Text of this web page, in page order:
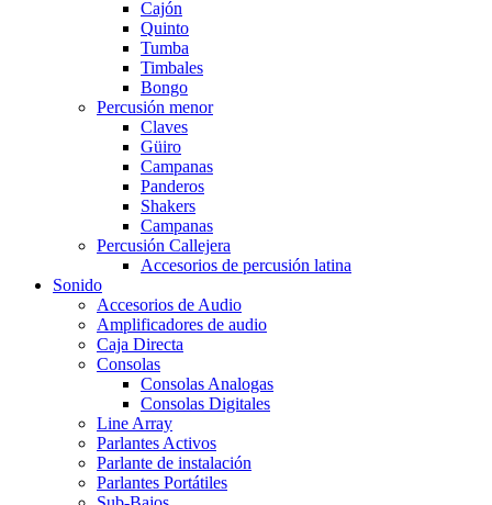
Cajón
Quinto
Tumba
Timbales
Bongo
Percusión menor
Claves
Güiro
Campanas
Panderos
Shakers
Campanas
Percusión Callejera
Accesorios de percusión latina
Sonido
Accesorios de Audio
Amplificadores de audio
Caja Directa
Consolas
Consolas Analogas
Consolas Digitales
Line Array
Parlantes Activos
Parlante de instalación
Parlantes Portátiles